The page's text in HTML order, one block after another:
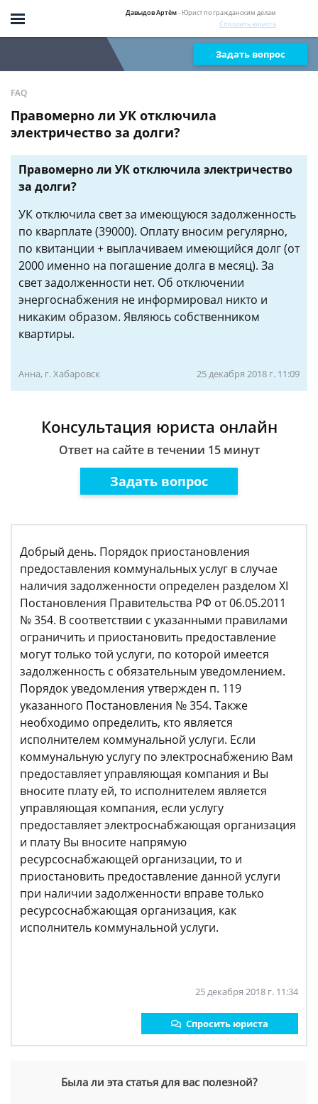
Давыдов Артём- Юрист по гражданским делам
Спросить юриста
Задать вопрос
FAQ
Правомерно ли УК отключила
электричество за долги?
Правомерно ли УК отключила электричество
за долги?
УК отключила свет за имеющуюся задолженность
по кварплате (39000). Оплату вносим регулярно,
по квитанции + выплачиваем имеющийся долг (от
2000 именно на погашение долга в месяц). За
свет задолженности нет. Об отключении
энергоснабжения не информировал никто и
никаким образом. Являюсь собственником
квартиры.
Анна, г. Хабаровск 25 декабря 2018 г. 11:09
Консультация юриста онлайн
Ответ на сайте в течении 15 минут
Задать вопрос
Добрый день. Порядок приостановления
предоставления коммунальных услуг в случае
наличия задолженности определен разделом XI
Постановления Правительства РФ от 06.05.2011
№ 354. В соответствии с указанными правилами
ограничить и приостановить предоставление
могут только той услуги, по которой имеется
задолженность с обязательным уведомлением.
Порядок уведомления утвержден п. 119
указанного Постановления № 354. Также
необходимо определить, кто является
исполнителем коммунальной услуги. Если
коммунальную услугу по электроснабжению Вам
предоставляет управляющая компания и Вы
вносите плату ей, то исполнителем является
управляющая компания, если услугу
предоставляет электроснабжающая организация
и плату Вы вносите напрямую
ресурсоснабжающей организации, то и
приостановить предоставление данной услуги
при наличии задолженности вправе только
ресурсоснабжающая организация, как
исполнитель коммунальной услуги.
25 декабря 2018 г. 11:34
Спросить юриста
Была ли эта статья для вас полезной?